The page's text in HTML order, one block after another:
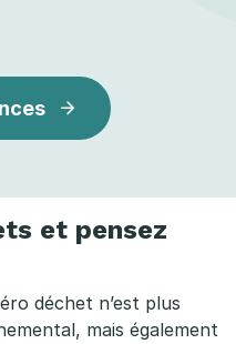
et pensez
déchet n’est plus
mais également